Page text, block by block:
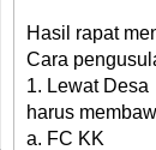
Hasil rapat
Cara
1. Lewat Desa
harus
a. FC KK